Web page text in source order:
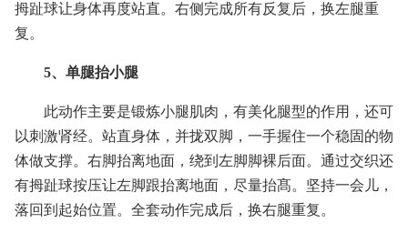
拇趾球让身体再度站直。右侧完成所有反复后，换左腿重
复。
5、单腿抬小腿
此动作主要是锻炼小腿肌肉，有美化腿型的作用，还可
以刺激肾经。站直身体，并拢双脚，一手握住一个稳固的物
体做支撑。右脚抬离地面，绕到左脚脚裸后面。通过交织还
有拇趾球按压让左脚跟抬离地面，尽量抬髙。坚持一会儿，
落回到起始位置。全套动作完成后，换右腿重复。